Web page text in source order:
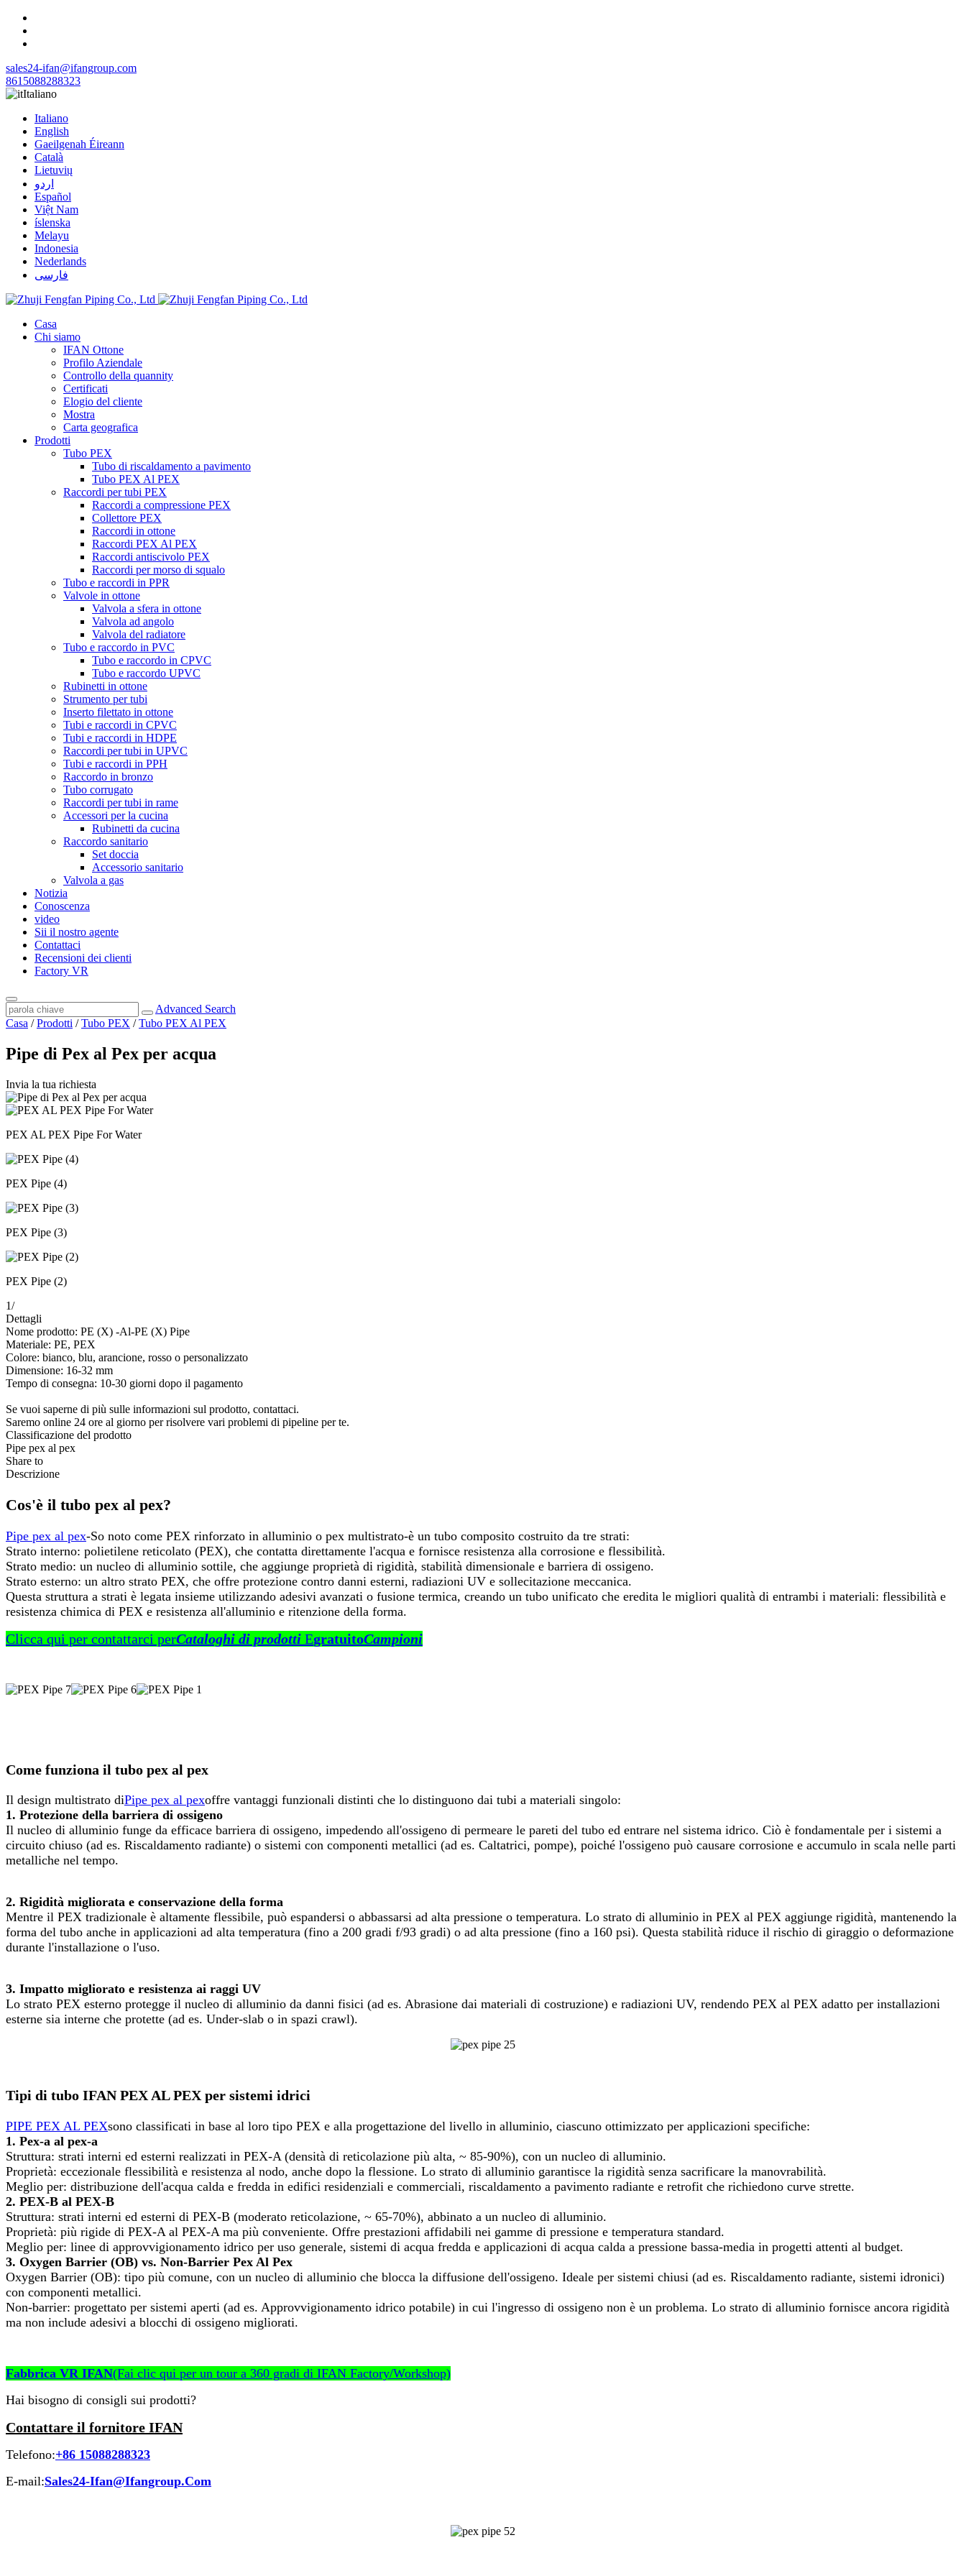
sales24-ifan@ifangroup.com
8615088288323
Italiano
Italiano
English
Gaeilgenah Éireann
Català
Lietuvių
اردو
Español
Việt Nam
íslenska
Melayu
Indonesia
Nederlands
فارسی
Casa
Chi siamo
IFAN Ottone
Profilo Aziendale
Controllo della quannity
Certificati
Elogio del cliente
Mostra
Carta geografica
Prodotti
Tubo PEX
Tubo di riscaldamento a pavimento
Tubo PEX Al PEX
Raccordi per tubi PEX
Raccordi a compressione PEX
Collettore PEX
Raccordi in ottone
Raccordi PEX Al PEX
Raccordi antiscivolo PEX
Raccordi per morso di squalo
Tubo e raccordi in PPR
Valvole in ottone
Valvola a sfera in ottone
Valvola ad angolo
Valvola del radiatore
Tubo e raccordo in PVC
Tubo e raccordo in CPVC
Tubo e raccordo UPVC
Rubinetti in ottone
Strumento per tubi
Inserto filettato in ottone
Tubi e raccordi in CPVC
Tubi e raccordi in HDPE
Raccordi per tubi in UPVC
Tubi e raccordi in PPH
Raccordo in bronzo
Tubo corrugato
Raccordi per tubi in rame
Accessori per la cucina
Rubinetti da cucina
Raccordo sanitario
Set doccia
Accessorio sanitario
Valvola a gas
Notizia
Conoscenza
video
Sii il nostro agente
Contattaci
Recensioni dei clienti
Factory VR
Advanced Search
Casa /Prodotti /Tubo PEX /Tubo PEX Al PEX
Pipe di Pex al Pex per acqua
Invia la tua richiesta
PEX AL PEX Pipe For Water
PEX Pipe (4)
PEX Pipe (3)
PEX Pipe (2)
1/
Dettagli
Nome prodotto: PE (X) -Al-PE (X) Pipe
Materiale: PE, PEX
Colore: bianco, blu, arancione, rosso o personalizzato
Dimensione: 16-32 mm
Tempo di consegna: 10-30 giorni dopo il pagamento
Se vuoi saperne di più sulle informazioni sul prodotto, contattaci.
Saremo online 24 ore al giorno per risolvere vari problemi di pipeline per te.
Classificazione del prodotto
Pipe pex al pex
Share to
Descrizione
Cos'è il tubo pex al pex?
Pipe pex al pex-So noto come PEX rinforzato in alluminio o pex multistrato-è un tubo composito costruito da tre strati:
Strato interno: polietilene reticolato (PEX), che contatta direttamente l'acqua e fornisce resistenza alla corrosione e flessibilità.
Strato medio: un nucleo di alluminio sottile, che aggiunge proprietà di rigidità, stabilità dimensionale e barriera di ossigeno.
Strato esterno: un altro strato PEX, che offre protezione contro danni esterni, radiazioni UV e sollecitazione meccanica.
Questa struttura a strati è legata insieme utilizzando adesivi avanzati o fusione termica, creando un tubo unificato che eredita le migliori qualità di entrambi i materiali: flessibilità e
resistenza chimica di PEX e resistenza all'alluminio e ritenzione della forma.
Clicca qui per contattarci perCataloghi di prodotti EgratuitoCampioni
Come funziona il tubo pex al pex
Il design multistrato diPipe pex al pexoffre vantaggi funzionali distinti che lo distinguono dai tubi a materiali singolo:
1. Protezione della barriera di ossigeno
Il nucleo di alluminio funge da efficace barriera di ossigeno, impedendo all'ossigeno di permeare le pareti del tubo ed entrare nel sistema idrico. Ciò è fondamentale per i sistemi a
circuito chiuso (ad es. Riscaldamento radiante) o sistemi con componenti metallici (ad es. Caltatrici, pompe), poiché l'ossigeno può causare corrosione e accumulo in scala nelle parti
metalliche nel tempo.
2. Rigidità migliorata e conservazione della forma
Mentre il PEX tradizionale è altamente flessibile, può espandersi o abbassarsi ad alta pressione o temperatura. Lo strato di alluminio in PEX al PEX aggiunge rigidità, mantenendo la
forma del tubo anche in applicazioni ad alta temperatura (fino a 200 gradi f/93 gradi) o ad alta pressione (fino a 160 psi). Questa stabilità riduce il rischio di giraggio o deformazione
durante l'installazione o l'uso.
3. Impatto migliorato e resistenza ai raggi UV
Lo strato PEX esterno protegge il nucleo di alluminio da danni fisici (ad es. Abrasione dai materiali di costruzione) e radiazioni UV, rendendo PEX al PEX adatto per installazioni
esterne sia interne che protette (ad es. Under-slab o in spazi crawl).
Tipi di tubo IFAN PEX AL PEX per sistemi idrici
PIPE PEX AL PEXsono classificati in base al loro tipo PEX e alla progettazione del livello in alluminio, ciascuno ottimizzato per applicazioni specifiche:
1. Pex-a al pex-a
Struttura: strati interni ed esterni realizzati in PEX-A (densità di reticolazione più alta, ~ 85-90%), con un nucleo di alluminio.
Proprietà: eccezionale flessibilità e resistenza al nodo, anche dopo la flessione. Lo strato di alluminio garantisce la rigidità senza sacrificare la manovrabilità.
Meglio per: distribuzione dell'acqua calda e fredda in edifici residenziali e commerciali, riscaldamento a pavimento radiante e retrofit che richiedono curve strette.
2. PEX-B al PEX-B
Struttura: strati interni ed esterni di PEX-B (moderato reticolazione, ~ 65-70%), abbinato a un nucleo di alluminio.
Proprietà: più rigide di PEX-A al PEX-A ma più conveniente. Offre prestazioni affidabili nei gamme di pressione e temperatura standard.
Meglio per: linee di approvvigionamento idrico per uso generale, sistemi di acqua fredda e applicazioni di acqua calda a pressione bassa-media in progetti attenti al budget.
3. Oxygen Barrier (OB) vs. Non-Barrier Pex Al Pex
Oxygen Barrier (OB): tipo più comune, con un nucleo di alluminio che blocca la diffusione dell'ossigeno. Ideale per sistemi chiusi (ad es. Riscaldamento radiante, sistemi idronici)
con componenti metallici.
Non-barrier: progettato per sistemi aperti (ad es. Approvvigionamento idrico potabile) in cui l'ingresso di ossigeno non è un problema. Lo strato di alluminio fornisce ancora rigidità
ma non include adesivi a blocchi di ossigeno migliorati.
Fabbrica VR IFAN(Fai clic qui per un tour a 360 gradi di IFAN Factory/Workshop)
Hai bisogno di consigli sui prodotti?
Contattare il fornitore IFAN
Telefono:+86 15088288323
E-mail:Sales24-Ifan@Ifangroup.Com